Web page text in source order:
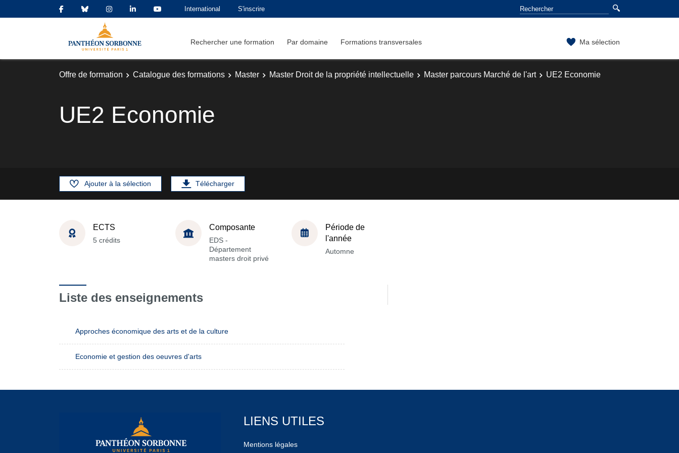
International S'inscrire
Rechercher une formation Par domaine Formations transversales Ma sélection
Offre de formation Catalogue des formations Master Master Droit de la propriété intellectuelle Master parcours Marché de l'art UE2 Economie
UE2 Economie
Ajouter à la sélection Télécharger
ECTS
5 crédits
Composante
EDS -
Département
masters droit privé
Période de
l'année
Automne
Liste des enseignements
Approches économique des arts et de la culture
Economie et gestion des oeuvres d'arts
LIENS UTILES
Mentions légales